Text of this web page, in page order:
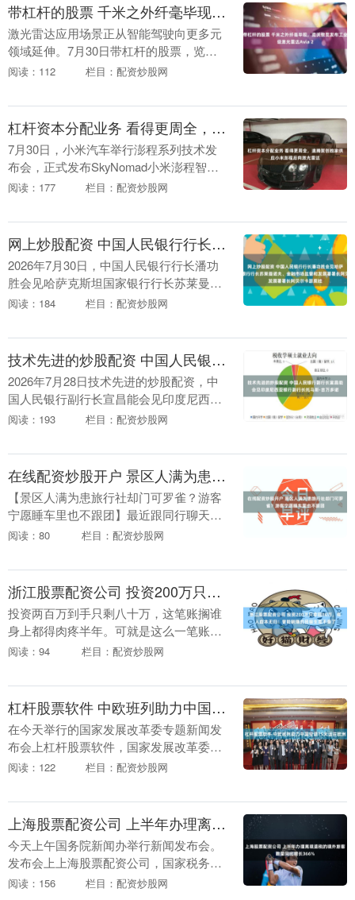
带杠杆的股票 千米之外纤毫毕现，览沃傲览发布工业级激光雷达Avia 2
激光雷达应用场景正从智能驾驶向更多元
领域延伸。7月30日带杠杆的股票，览沃
科技（Livox）正式发布新一代工业级旗舰
了....
阅读：112 栏目：配资炒股网
杠杆资本分配业务 看得更周全，速腾聚创独家供应小米澎程后向激光雷达
7月30日，小米汽车举行澎程系列技术发
布会，正式发布SkyNomad小米澎程智能
可变大空间SUV。其中，大七座旗舰车型
阅读：177 栏目：配资炒股网
网上炒股配资 中国人民银行行长潘功胜会见哈萨克斯坦国家银行行长苏莱曼诺夫、金融市场监管和发展署署长阿贝尔卡瑟莫娃
2026年7月30日，中国人民银行行长潘功
胜会见哈萨克斯坦国家银行行长苏莱曼诺
夫、金融市场监管和发展署署长阿贝尔卡
哈双边金融....
阅读：184 栏目：配资炒股网
技术先进的炒股配资 中国人民银行副行长宣昌能会见印度尼西亚银行副行长托马斯·吉万多诺
2026年7月28日技术先进的炒股配资，中
国人民银行副行长宣昌能会见印度尼西亚
银行副行长托马斯·吉万多诺。双方就中印
交流。....
阅读：193 栏目：配资炒股网
在线配资炒股开户 景区人满为患旅行社却门可罗雀？游客宁愿睡车里也不跟团
【景区人满为患旅行社却门可罗雀？游客
宁愿睡车里也不跟团】最近跟同行聊天在
线配资炒股开户，大家都在说日子太难
社的接团量直接砍了....
阅读：80 栏目：配资炒股网
浙江股票配资公司 投资200万只拿回80万，有人血本无归！曾能躺赚的民宿生意不香了
投资两百万到手只剩八十万，这笔账搁谁
身上都得肉疼半年。可就是这么一笔账浙
江股票配资公司，正在云南大理的民宿圈
苍山脚下、洱海....
阅读：94 栏目：配资炒股网
杠杆股票软件 中欧班列助力中国空调15天运往欧洲
在今天举行的国家发展改革委专题新闻发
布会上杠杆股票软件，国家发展改革委有
关负责人表示，中欧班列已通达欧洲26个
货物品类已....
阅读：122 栏目：配资炒股网
上海股票配资公司 上半年办理离境退税的境外旅客数量同比增长366%
今天上午国务院新闻办举行新闻发布会。
发布会上上海股票配资公司，国家税务总
局相关负责人介绍，今年以来，税务部门
阅读：156 栏目：配资炒股网